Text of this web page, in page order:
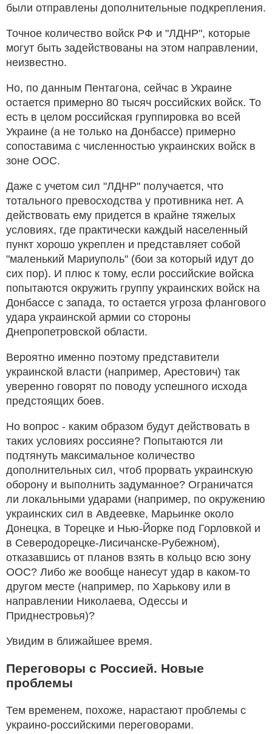
были отправлены дополнительные подкрепления.
Точное количество войск РФ и "ЛДНР", которые
могут быть задействованы на этом направлении,
неизвестно.
Но, по данным Пентагона, сейчас в Украине
остается примерно 80 тысяч российских войск. То
есть в целом российская группировка во всей
Украине (а не только на Донбассе) примерно
сопоставима с численностью украинских войск в
зоне ООС.
Даже с учетом сил "ЛДНР" получается, что
тотального превосходства у противника нет. А
действовать ему придется в крайне тяжелых
условиях, где практически каждый населенный
пункт хорошо укреплен и представляет собой
"маленький Мариуполь" (бои за который идут до
сих пор). И плюс к тому, если российские войска
попытаются окружить группу украинских войск на
Донбассе с запада, то остается угроза флангового
удара украинской армии со стороны
Днепропетровской области.
Вероятно именно поэтому представители
украинской власти (например, Арестович) так
уверенно говорят по поводу успешного исхода
предстоящих боев.
Но вопрос - каким образом будут действовать в
таких условиях россияне? Попытаются ли
подтянуть максимальное количество
дополнительных сил, чтоб прорвать украинскую
оборону и выполнить задуманное? Ограничатся
ли локальными ударами (например, по окружению
украинских сил в Авдеевке, Марьинке около
Донецка, в Торецке и Нью-Йорке под Горловкой и
в Северодорецке-Лисичанске-Рубежном),
отказавшись от планов взять в кольцо всю зону
ООС? Либо же вообще нанесут удар в каком-то
другом месте (например, по Харькову или в
направлении Николаева, Одессы и
Приднестровья)?
Увидим в ближайшее время.
Переговоры с Россией. Новые
проблемы
Тем временем, похоже, нарастают проблемы с
украино-российскими переговорами.